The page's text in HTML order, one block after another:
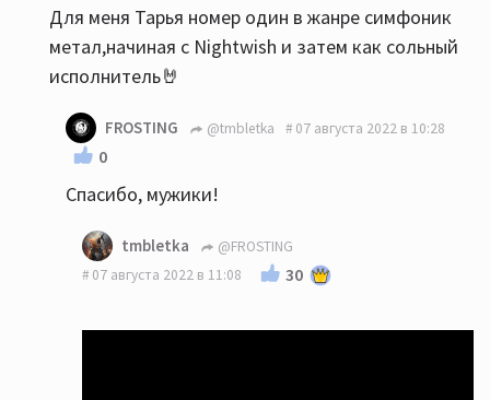
Для меня Тарья номер один в жанре симфоник
метал,начиная с Nightwish и затем как сольный
исполнитель🤘
FROSTING @tmbletka 07 августа 2022 в 10:28
0
Спасибо, мужики!
tmbletka
@FROSTING
07 августа 2022 в 11:08
30